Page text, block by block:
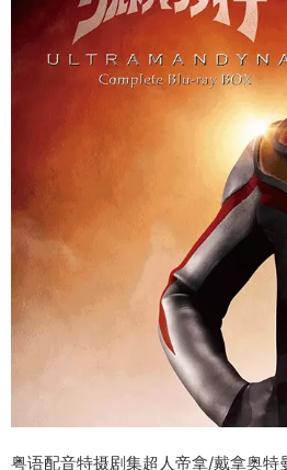
粤语配音特摄剧集超人帝拿/戴拿奥特